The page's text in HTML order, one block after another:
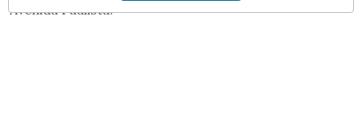
Avenida Paulista.